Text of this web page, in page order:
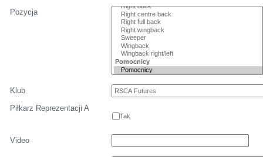
Pozycja
Klub
Piłkarz Reprezentacji A
Tak
Video